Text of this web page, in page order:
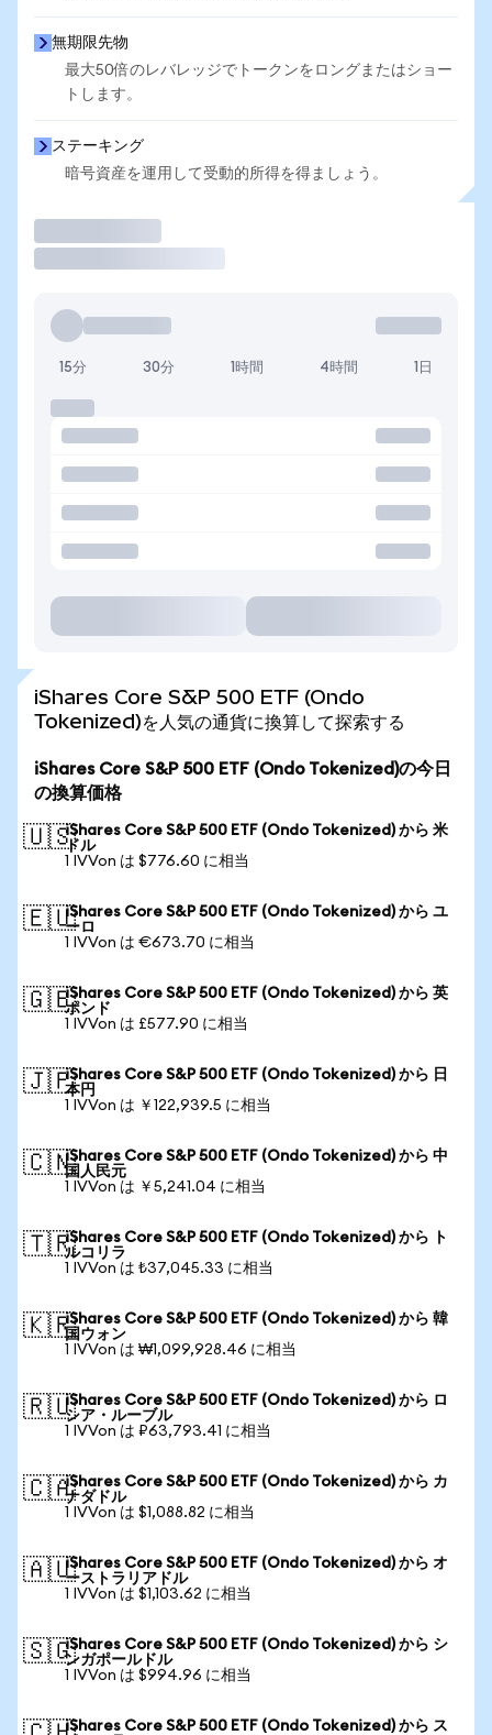
無期限先物
最大50倍のレバレッジでトークンをロングまたはショー
トします。
ステーキング
暗号資産を運用して受動的所得を得ましょう。
15分 30分 1時間 4時間 1日
iShares Core S&P 500 ETF (Ondo
Tokenized)を人気の通貨に換算して探索する
iShares Core S&P 500 ETF (Ondo Tokenized)の今日
の換算価格
🇺🇸iShares Core S&P 500 ETF (Ondo Tokenized) から 米
ドル
1 IVVon は $776.60 に相当
🇪🇺iShares Core S&P 500 ETF (Ondo Tokenized) から ユ
ーロ
1 IVVon は €673.70 に相当
🇬🇧iShares Core S&P 500 ETF (Ondo Tokenized) から 英
ポンド
1 IVVon は £577.90 に相当
🇯🇵iShares Core S&P 500 ETF (Ondo Tokenized) から 日
本円
1 IVVon は ￥122,939.5 に相当
🇨🇳iShares Core S&P 500 ETF (Ondo Tokenized) から 中
国人民元
1 IVVon は ￥5,241.04 に相当
🇹🇷iShares Core S&P 500 ETF (Ondo Tokenized) から ト
ルコリラ
1 IVVon は ₺37,045.33 に相当
🇰🇷iShares Core S&P 500 ETF (Ondo Tokenized) から 韓
国ウォン
1 IVVon は ₩1,099,928.46 に相当
🇷🇺iShares Core S&P 500 ETF (Ondo Tokenized) から ロ
シア・ルーブル
1 IVVon は ₽63,793.41 に相当
🇨🇦iShares Core S&P 500 ETF (Ondo Tokenized) から カ
ナダドル
1 IVVon は $1,088.82 に相当
🇦🇺iShares Core S&P 500 ETF (Ondo Tokenized) から オ
ーストラリアドル
1 IVVon は $1,103.62 に相当
🇸🇬iShares Core S&P 500 ETF (Ondo Tokenized) から シ
ンガポールドル
1 IVVon は $994.96 に相当
iShares Core S&P 500 ETF (Ondo Tokenized) から ス